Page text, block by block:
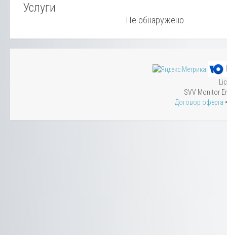
in
/var/www/admin/data/www/hlmon.ru/engine_cache/template/40/
Услуги
Не обнаружено
SVV Monitor
Договор оферта